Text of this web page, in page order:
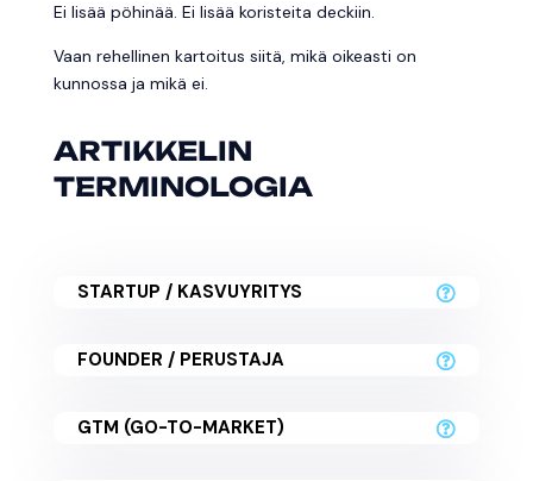
Ei lisää pöhinää. Ei lisää koristeita deckiin.
Vaan rehellinen kartoitus siitä, mikä oikeasti on
kunnossa ja mikä ei.
ARTIKKELIN
TERMINOLOGIA
STARTUP / KASVUYRITYS
FOUNDER / PERUSTAJA
GTM (GO-TO-MARKET)